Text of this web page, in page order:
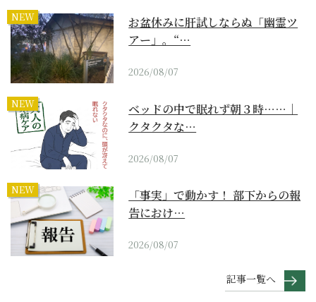
NEW
お盆休みに肝試しならぬ「幽霊ツ
アー」。“…
2026/08/07
NEW
ベッドの中で眠れず朝３時……｜
クタクタな…
2026/08/07
NEW
「事実」で動かす！ 部下からの報
告におけ…
2026/08/07
記事一覧へ